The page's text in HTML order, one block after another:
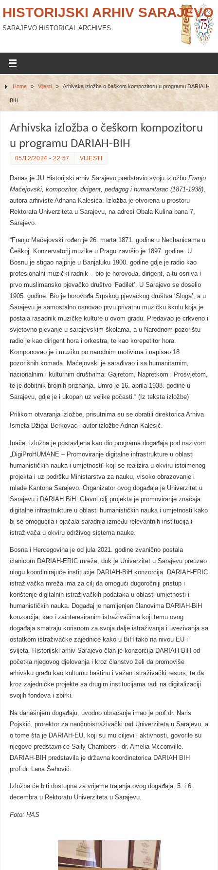
HISTORIJSKI ARHIV SARAJEVO
SARAJEVO HISTORICAL ARCHIVES
Home » Vijesti » Arhivska izložba o češkom kompozitoru u programu DARIAH-
BIH
Arhivska izložba o češkom kompozitoru
u programu DARIAH-BIH
05/12/2024 - 22:57 VIJESTI
Danas je JU Historijski arhiv Sarajevo predstavio svoju izložbu Franjo
Maćejovski, kompozitor, dirigent, pedagog i humanitarac (1871-1938),
autora arhiviste Adnana Kalesića. Izložba je otvorena u prostoru
Rektorata Univerziteta u Sarajevu, na adresi Obala Kulina bana 7,
Sarajevo.
“Franjo Maćejovski rođen je 26. marta 1871. godine u Nechanicama u
Češkoj. Konzervatorij muzike u Pragu završio je 1897. godine. U
Bosnu je stigao najprije u Banjaluku 1900. godine gdje je radio kao
profesionalni muzički radnik – bio je horovođa, dirigent, a tu osniva i
prvo muslimansko pjevačko društvo ‘Fadilet’. U Sarajevo se doselio
1905. godine. Bio je horovođa Srpskog pjevačkog društva ‘Sloga’, a u
Sarajevu je samostalno osnovao prvu privatnu muzičku školu koja je
postala rasadnik muzičke kulture u ovom gradu. Predavao je crkveno i
svjetovno pjevanje u sarajevskim školama, a u Narodnom pozorištu
radio je kao dirigent hora i orkestra, te kao korepetitor hora.
Komponovao je i muziku po narodnim motivima i napisao 18
pozorišnih komada. Maćejovski je sarađivao i sa humanitarnim,
nacionalnim i kulturnim društvima: Gajretom, Napretkom i Prosvjetom,
te je dobitnik brojnih priznanja. Umro je 16. aprila 1938. godine u
Sarajevu, gdje je i ukopan uz velike počasti.“ (Iz teksta izložbe)
Prilikom otvaranja izložbe, prisutnima su se obratili direktorica Arhiva
Ismeta Džigal Berkovac i autor izložbe Adnan Kalesić.
Inače, izložba je postavljena kao dio programa događaja pod nazivom
„DigiProHUMANE – Promoviranje digitalne infrastrukture u oblasti
humanističkih nauka i umjetnosti“ koji se realizira u okviru istoimenog
projekta i uz podršku Ministarstva za nauku, visoko obrazovanje i
mlade Kantona Sarajevo. Organizator ovog događaja je Univerzitet u
Sarajevu i DARIAH BiH. Glavni cilj projekta je promoviranje značaja
digitalne infrastrukture u oblasti humanističkih nauka i umjetnosti kako
bi se omogućila i ojačala saradnja između relevantnih institucija i
istraživača u okviru održivog sistema nauke.
Bosna i Hercegovina je od jula 2021. godine zvanično postala
članicom DARIAH-ERIC mreže, dok je Univerzitet u Sarajevu preuzeo
ulogu koordinirajuće institucije DARIAH-BiH konzorcija. DARIAH-ERIC
istraživačka mreža ima za cilj da omogući dugoročniji pristup i
korištenje digitalnih istraživačkih podataka u oblasti umjetnosti i
humanističkih nauka. Događaj je namijenjen članovima DARIAH-BiH
konzorcija, kao i zainteresiranim istraživačima koji temu ovog
događaja smatraju korisnom za svoja dalje istraživanja i uvezivanja sa
ostatkom istraživačke zajednice kako u BiH tako na nivou EU i
svijeta. Historijski arhiv Sarajevo član je konzorcija DARIAH-BiH od
početka njegovog djelovanja i kroz članstvo želi da promoviše
arhivsku građu kao kulturnu baštinu i važan istraživački resurs, te da
kroz zajedničke projekte sa drugim institucijama radi na digitalizaciji
svojih fondova i zbirki.
Na današnjem događaju, uvodno obraćanje imao je prof.dr. Naris
Pojskić, prorektor za naučnoistraživački rad Univerziteta u Sarajevu, a
o tome šta je DARIAH-EU, koji su mu ciljevi i aktivnosti, govorile su
njegove predstavnice Sally Chambers i dr. Amelia Mcconville.
DARIAH-BIH predstavila je državna koordinatorica DARIAH BIH
prof.dr. Lana Šehović.
Izložba će biti dostupna za vrijeme trajanja ovog događaja, 5. i 6.
decembra u Rektoratu Univerziteta u Sarajevu.
Foto: HAS